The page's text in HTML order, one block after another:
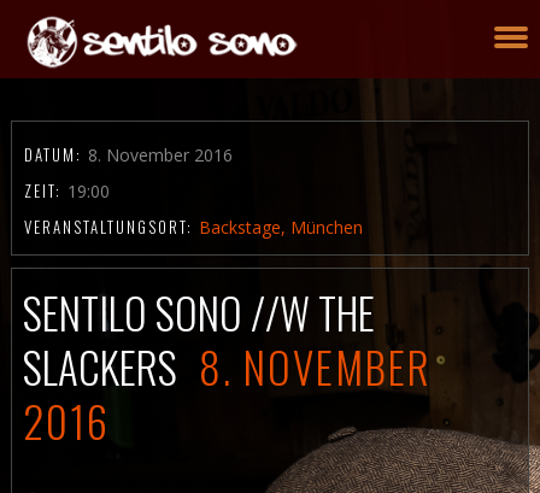
DATUM: 8. November 2016
ZEIT: 19:00
VERANSTALTUNGSORT: Backstage, München
SENTILO SONO //W THE
SLACKERS 8. NOVEMBER
2016